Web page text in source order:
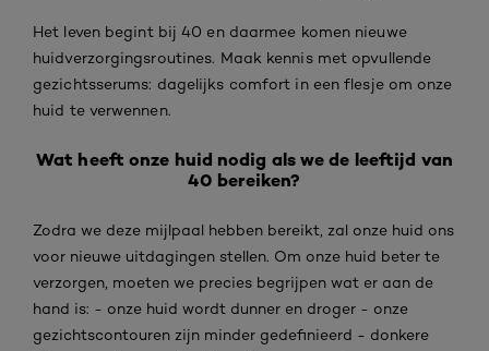
Het leven begint bij 40 en daarmee komen nieuwe
huidverzorgingsroutines. Maak kennis met opvullende
gezichtsserums: dagelijks comfort in een flesje om onze
huid te verwennen.
Wat heeft onze huid nodig als we de leeftijd van
40 bereiken?
Zodra we deze mijlpaal hebben bereikt, zal onze huid ons
voor nieuwe uitdagingen stellen. Om onze huid beter te
verzorgen, moeten we precies begrijpen wat er aan de
hand is: - onze huid wordt dunner en droger - onze
gezichtscontouren zijn minder gedefinieerd - donkere